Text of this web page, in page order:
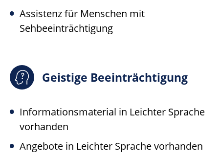
Assistenz für Menschen mit
Sehbeeinträchtigung
Geistige Beeinträchtigung
Informationsmaterial in Leichter Sprache
vorhanden
Angebote in Leichter Sprache vorhanden